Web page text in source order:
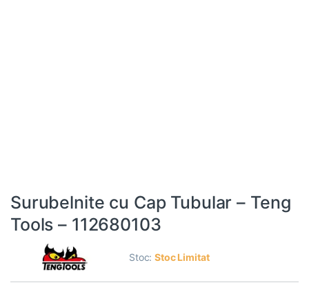
Surubelnite cu Cap Tubular – Teng
Tools – 112680103
Stoc:Stoc Limitat